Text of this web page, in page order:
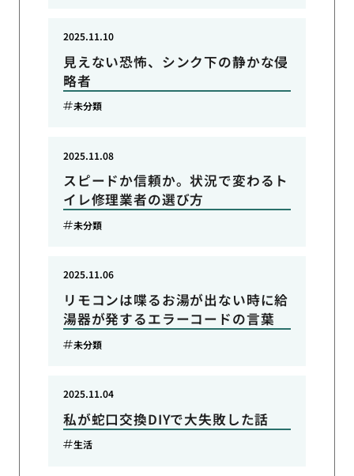
見えない恐怖、シンク下の静かな侵
略者
2025.11.10
未分類
スピードか信頼か。状況で変わるト
イレ修理業者の選び方
2025.11.08
未分類
リモコンは喋るお湯が出ない時に給
湯器が発するエラーコードの言葉
2025.11.06
未分類
私が蛇口交換DIYで大失敗した話
2025.11.04
生活